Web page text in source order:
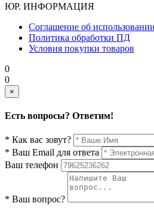
ЮР. ИНФОРМАЦИЯ
Соглашение об
Политика обработки ПД
Условия покупки товаров
0
0
×
Есть вопросы? Ответим!
* Как вас зовут?
* Ваш Email для ответа
Ваш телефон
* Ваш вопрос?